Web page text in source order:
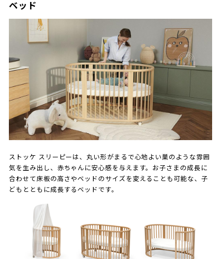
ベッド
ストッケ スリーピーは、丸い形がまるで心地よい巣のような雰囲
気を生み出し、赤ちゃんに安心感を与えます。お子さまの成長に
合わせて床板の高さやベッドのサイズを変えることも可能な、子
どもとともに成長するベッドです。